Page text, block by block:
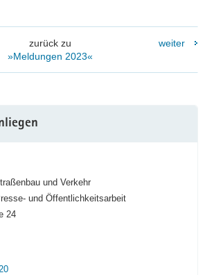
zurück zu
»Meldungen 2023«
weiter
und Verkehr
und Öffentlichkeitsarbeit
24